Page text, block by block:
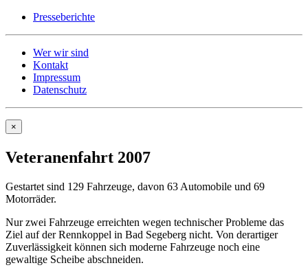
Presseberichte
Wer wir sind
Kontakt
Impressum
Datenschutz
×
Veteranenfahrt 2007
Gestartet sind 129 Fahrzeuge, davon 63 Automobile und 69
Motorräder.
Nur zwei Fahrzeuge erreichten wegen technischer Probleme das
Ziel auf der Rennkoppel in Bad Segeberg nicht. Von derartiger
Zuverlässigkeit können sich moderne Fahrzeuge noch eine
gewaltige Scheibe abschneiden.